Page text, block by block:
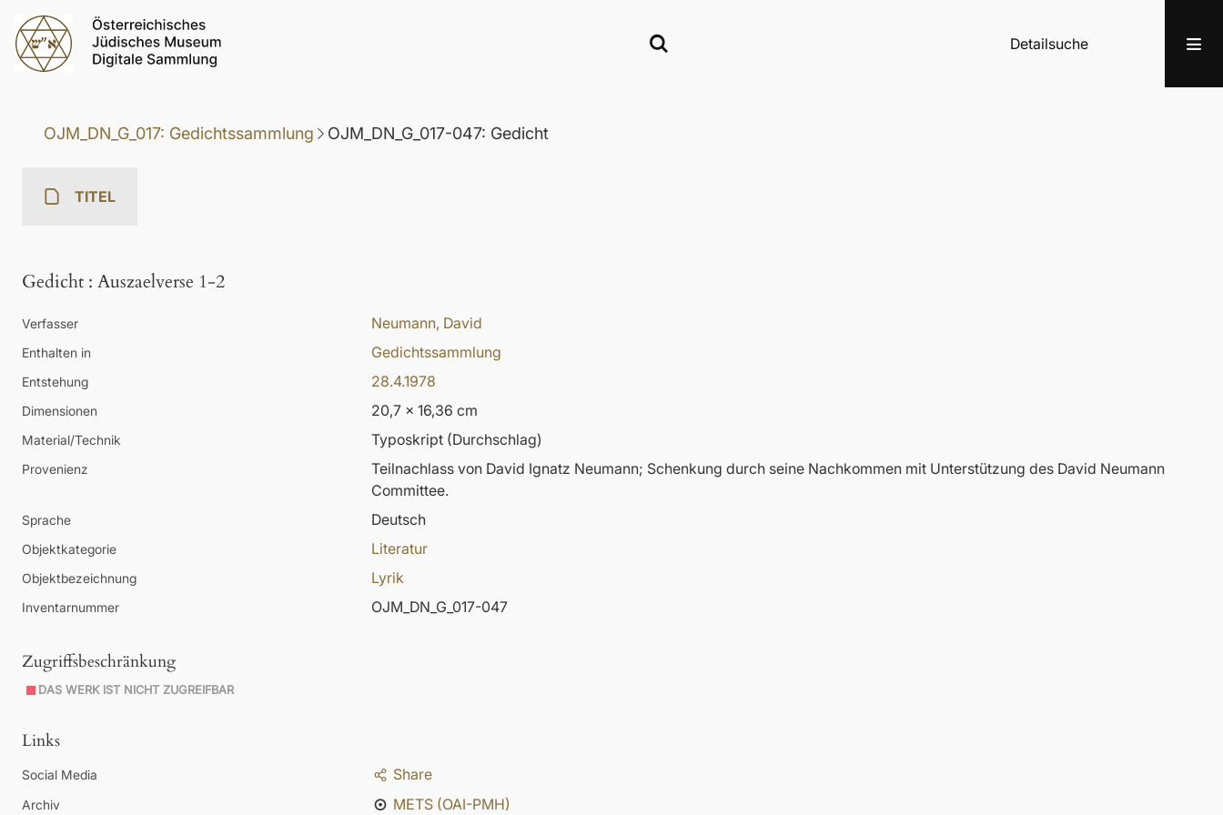
Detailsuche
OJM_DN_G_017: Gedichtssammlung OJM_DN_G_017-047: Gedicht
TITEL
Gedicht : Auszaelverse 1-2
Verfasser Neumann, David
Enthalten in Gedichtssammlung
Entstehung 28.4.1978
Dimensionen 20,7 x 16,36 cm
Material/Technik Typoskript (Durchschlag)
Provenienz
Teilnachlass von David Ignatz Neumann; Schenkung durch seine Nachkommen mit Unterstützung des David Neumann
Committee.
Sprache Deutsch
Objektkategorie Literatur
Objektbezeichnung Lyrik
Inventarnummer OJM_DN_G_017-047
Zugriffsbeschränkung
DAS WERK IST NICHT ZUGREIFBAR
Links
Social Media Share
Archiv METS (OAI-PMH)